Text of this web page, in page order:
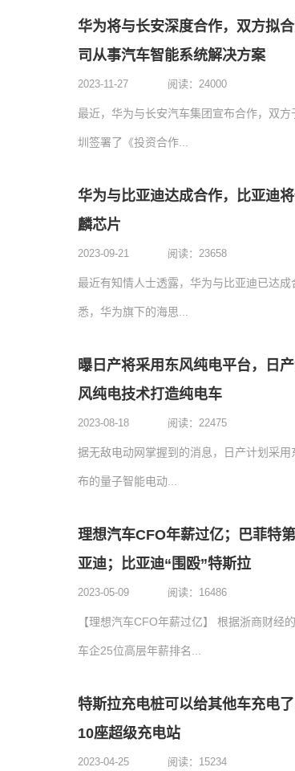
华为将与长安深度合作，双方拟
司从事汽车智能系统解决方案
2023-11-27 阅读： 24000
最近，华为与长安汽车集团宣布合作，双方
圳签署了《投资合作...
华为与比亚迪达成合作，比亚迪
麟芯片
2023-09-21 阅读： 23658
最近有知情人士透露，华为与比亚迪已达成
悉，华为旗下的海思...
曝日产将采用东风纯电平台，日
风纯电技术打造纯电车
2023-08-18 阅读： 22475
据无敌电动网掌握到的消息，日产计划采用
布的量子智能电动...
理想汽车CFO年薪过亿；巴菲特
亚迪；比亚迪“围殴”特斯拉
2023-05-09 阅读： 16486
【理想汽车CFO年薪过亿】 根据浙商财经
车企25位高层年薪排名...
特斯拉充电桩可以给其他车充电
10座超级充电站
2023-04-25 阅读： 15234